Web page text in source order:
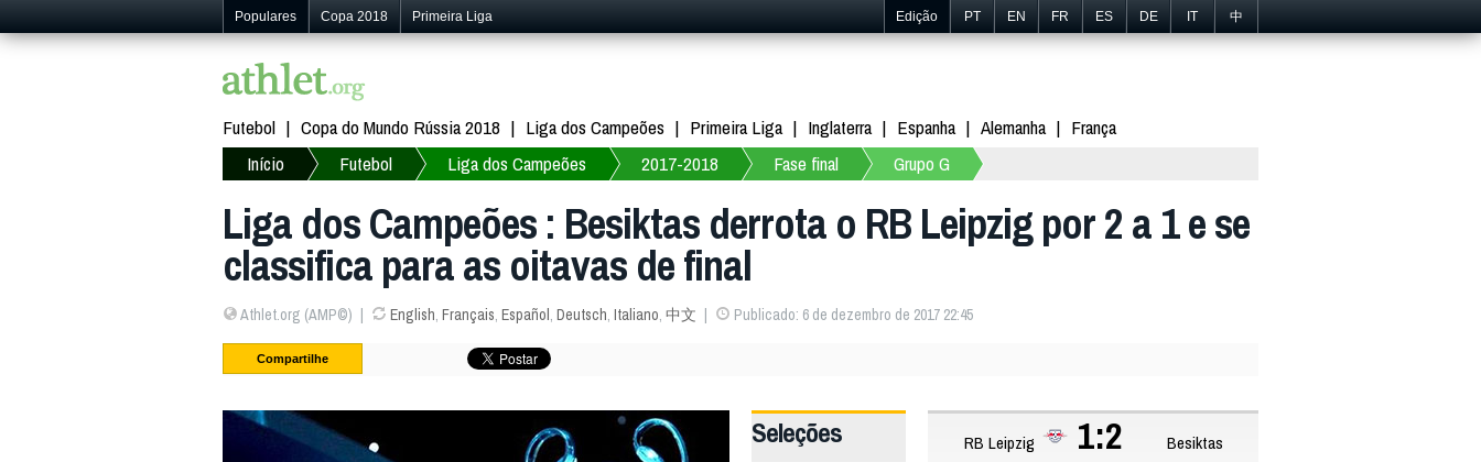
Populares Copa 2018 Primeira Liga Edição PT EN FR ES DE IT 中
Futebol Copa do Mundo Rússia 2018 Liga dos Campeões Primeira Liga Inglaterra Espanha Alemanha
França
Início
Futebol Liga dos Campeões 2017-2018 Fase final Grupo G
Liga dos Campeões : Besiktas derrota o RB Leipzig por 2 a 1 e se
classifica para as oitavas de final
Athlet.org (AMP©) English, Français, Español, Deutsch, Italiano, 中文 Publicado: 6 de dezembro de 2017 22:45
Compartilhe
Seleções RB Leipzig 1:2
Besiktas